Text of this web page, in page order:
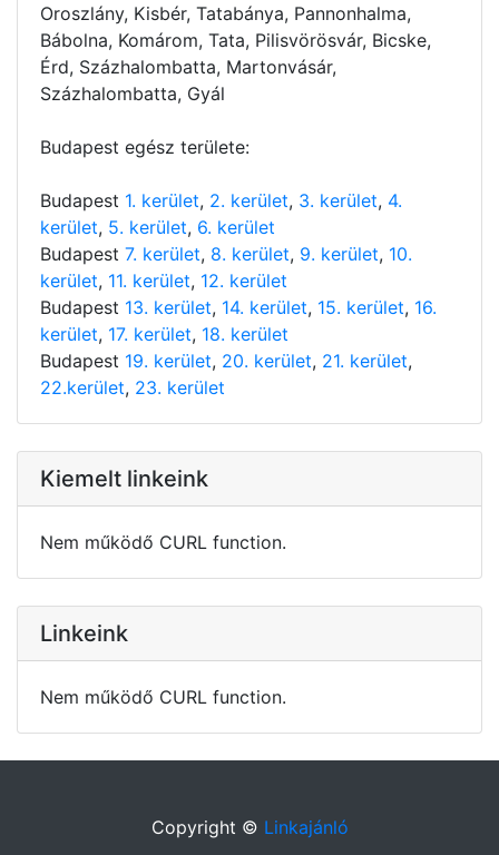
Oroszlány, Kisbér, Tatabánya, Pannonhalma,
Bábolna, Komárom, Tata, Pilisvörösvár, Bicske,
Érd, Százhalombatta, Martonvásár,
Százhalombatta, Gyál
Budapest egész területe:
Budapest 1. kerület, 2. kerület, 3. kerület, 4.
kerület, 5. kerület, 6. kerület
Budapest 7. kerület, 8. kerület, 9. kerület, 10.
kerület, 11. kerület, 12. kerület
Budapest 13. kerület, 14. kerület, 15. kerület, 16.
kerület, 17. kerület, 18. kerület
Budapest 19. kerület, 20. kerület, 21. kerület,
22.kerület, 23. kerület
Kiemelt linkeink
Nem működő CURL function.
Linkeink
Nem működő CURL function.
Copyright © Linkajánló